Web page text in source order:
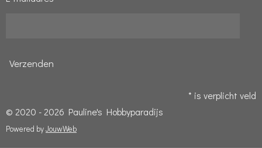
Verzenden
* is verplicht veld
© 2020 - 2026 Pauline's Hobbyparadijs
Powered byJouwWeb